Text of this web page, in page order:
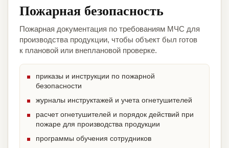
Пожарная безопасность
Пожарная документация по требованиям МЧС для
производства продукции, чтобы объект был готов
к плановой или внеплановой проверке.
приказы и инструкции по пожарной
безопасности
журналы инструктажей и учета огнетушителей
расчет огнетушителей и порядок действий при
пожаре для производства продукции
программы обучения сотрудников